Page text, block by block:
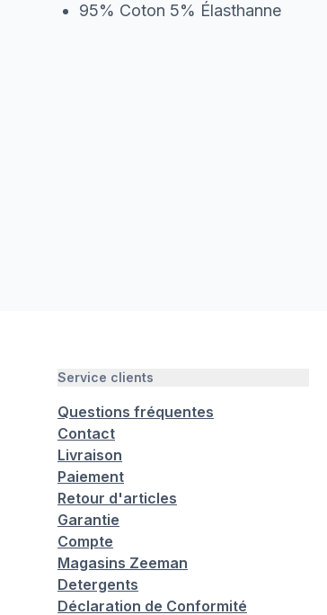
95% Coton 5% Élasthanne
Service clients
Questions fréquentes
Contact
Livraison
Paiement
Retour d'articles
Garantie
Compte
Magasins Zeeman
Detergents
Déclaration de Conformité